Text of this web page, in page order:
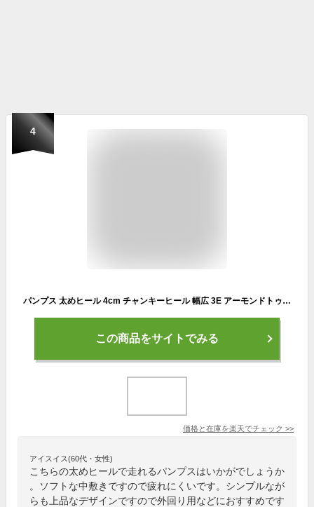
4
パンプス 太めヒール 4cm チャンキーヒール 幅広 3E アーモンドトゥ ローヒール 痛くない 歩きやすい 低反発 走れるパンプス 黒 ブラック 白 ホワイト
この商品をサイトでみる
価格と在庫を楽天でチェック >>
アイスイス(60代・女性)
こちらの太めヒールで走れるパンプスはいかがでしょうか
。ソフトな中敷きですので疲れにくいです。シンプルなが
らも上品なデザインですので外回り用などにおすすめです